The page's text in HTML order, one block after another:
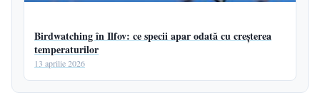
Birdwatching în Ilfov: ce specii apar odată cu creșterea
temperaturilor
13 aprilie 2026